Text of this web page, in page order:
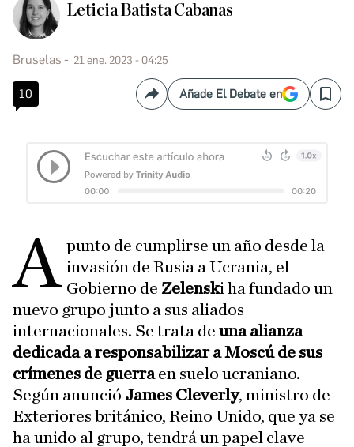
Leticia Batista Cabanas
Bruselas 21 ene. 2023 - 04:25
10 CompartirAñade El Debate en Save
A punto de cumplirse un año desde la
invasión de Rusia a Ucrania, el
Gobierno de Zelenski ha fundado un
nuevo grupo junto a sus aliados
internacionales. Se trata de una alianza
dedicada a responsabilizar a Moscú de sus
crímenes de guerraen suelo ucraniano.
Según anunció James Cleverly, ministro de
Exteriores británico, Reino Unido, que ya se
ha unido al grupo, tendrá un papel clave